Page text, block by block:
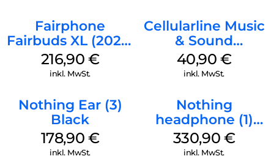
Fairphone
Fairbuds XL (2025)
Horizon Black
216,90 €
inkl. MwSt.
Cellularline Music
& Sound
Bluetooth
Headphone MAXI
40,90 €
inkl. MwSt.
Nothing Ear (3)
Black
178,90 €
inkl. MwSt.
Nothing
headphone (1)
Schwarz
330,90 €
inkl. MwSt.